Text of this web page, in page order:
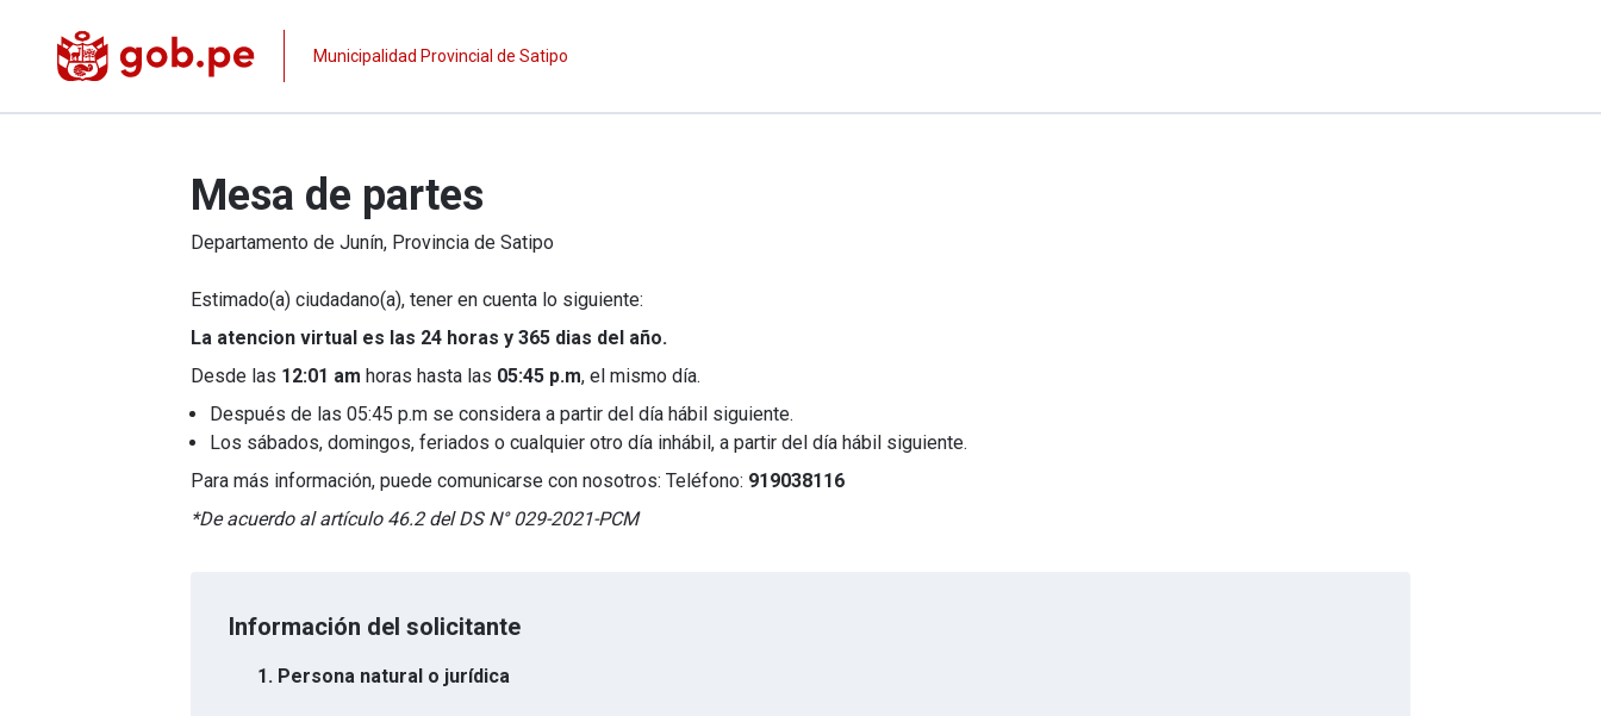
Municipalidad Provincial de Satipo
Mesa de partes
Departamento de Junín, Provincia de Satipo
Estimado(a) ciudadano(a), tener en cuenta lo siguiente:
La atencion virtual es las 24 horas y 365 dias del año.
Desde las 12:01 am horas hasta las 05:45 p.m, el mismo día.
Después de las 05:45 p.m se considera a partir del día hábil siguiente.
Los sábados, domingos, feriados o cualquier otro día inhábil, a partir del día hábil siguiente.
Para más información, puede comunicarse con nosotros: Teléfono: 919038116
*De acuerdo al artículo 46.2 del DS N° 029-2021-PCM
Información del solicitante
1. Persona natural o jurídica